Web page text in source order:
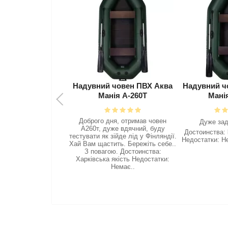
Надувний човен ПВХ Аква
Манія А-260Т
Доброго дня, отримав човен
А260т, дуже вдячний, буду
тестувати як зійде лід у Фінляндії.
Хай Вам щастить. Бережіть себе..
З повагою. Достоинства:
Харківська якість Недостатки:
Немає..
Надувний
Дyжe
Недостатки: